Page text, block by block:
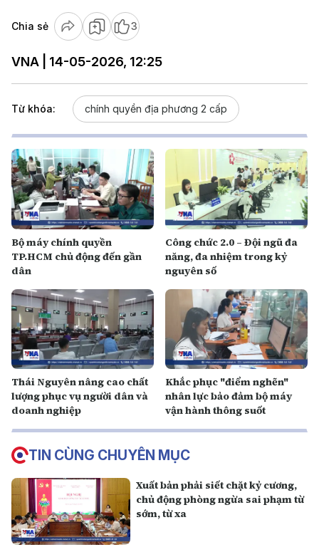
Chia sẻ 3
VNA | 14-05-2026, 12:25
Từ khóa: chính quyền địa phương 2 cấp
Bộ máy chính quyền
TP.HCM chủ động đến gần
dân
Công chức 2.0 – Đội ngũ đa
năng, đa nhiệm trong kỷ
nguyên số
Thái Nguyên nâng cao chất
lượng phục vụ người dân và
doanh nghiệp
Khắc phục "điểm nghẽn"
nhân lực bảo đảm bộ máy
vận hành thông suốt
TIN CÙNG CHUYÊN MỤC
Xuất bản phải siết chặt kỷ cương,
chủ động phòng ngừa sai phạm từ
sớm, từ xa